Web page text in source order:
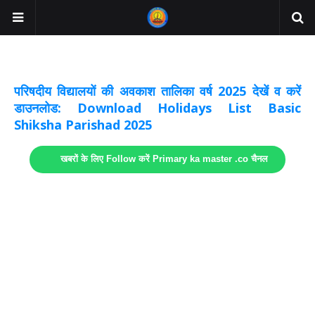
परिषदीय विद्यालयों की अवकाश तालिका वर्ष 2025 देखें व करें
डाउनलोड: Download Holidays List Basic
Shiksha Parishad 2025
खबरों के लिए Follow करें Primary ka master .co चैनल